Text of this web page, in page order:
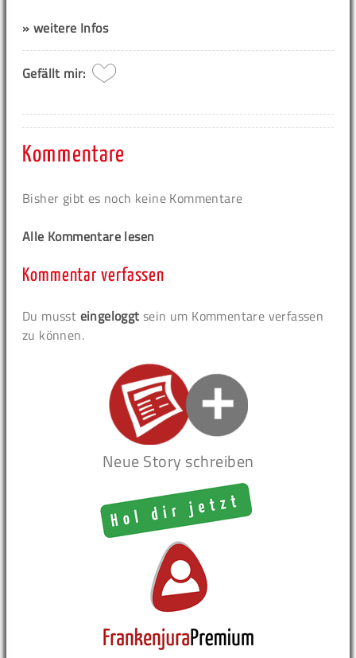
» weitere Infos
Gefällt mir:
Kommentare
Bisher gibt es noch keine Kommentare
Alle Kommentare lesen
Kommentar verfassen
Du musst eingeloggt sein um Kommentare verfassen
zu können.
Neue Story schreiben